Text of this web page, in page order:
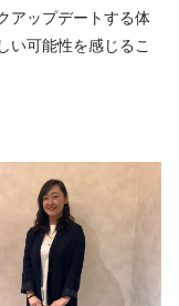
アップデートする体
い可能性を感じるこ